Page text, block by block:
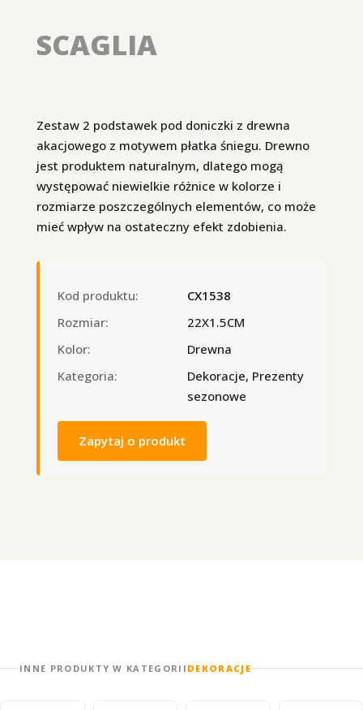
SCAGLIA
Zestaw 2 podstawek pod doniczki z drewna
akacjowego z motywem płatka śniegu. Drewno
jest produktem naturalnym, dlatego mogą
występować niewielkie różnice w kolorze i
rozmiarze poszczególnych elementów, co może
mieć wpływ na ostateczny efekt zdobienia.
Kod produktu:
CX1538
Rozmiar:
22X1.5CM
Kolor:
Drewna
Kategoria:
Dekoracje, Prezenty
sezonowe
Zapytaj o produkt
INNE PRODUKTY W KATEGORII DEKORACJE